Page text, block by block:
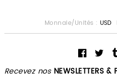
Recevez nos NEWSLETTERS
Monnaie/Unités : USD